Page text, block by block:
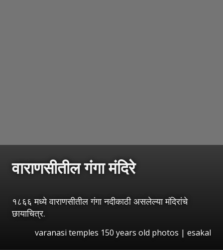
वाराणसीतील गंगा मंदिरे
१८६६ मध्ये वाराणसीतील गंगा नदीकाठी असलेल्या मंदिरांचे
छायाचित्र.
varanasi temples 150 years old photos | esakal